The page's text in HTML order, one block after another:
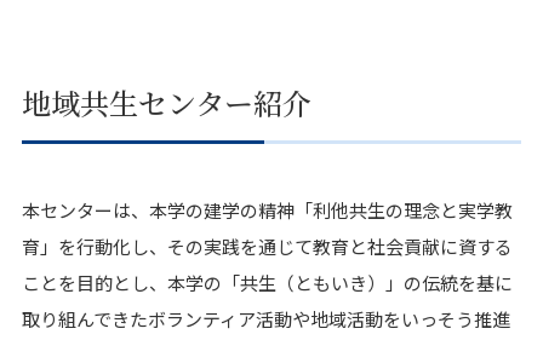
地域共生センター紹介
本センターは、本学の建学の精神「利他共生の理念と実学教
育」を行動化し、その実践を通じて教育と社会貢献に資する
ことを目的とし、本学の「共生（ともいき）」の伝統を基に
取り組んできたボランティア活動や地域活動をいっそう推進